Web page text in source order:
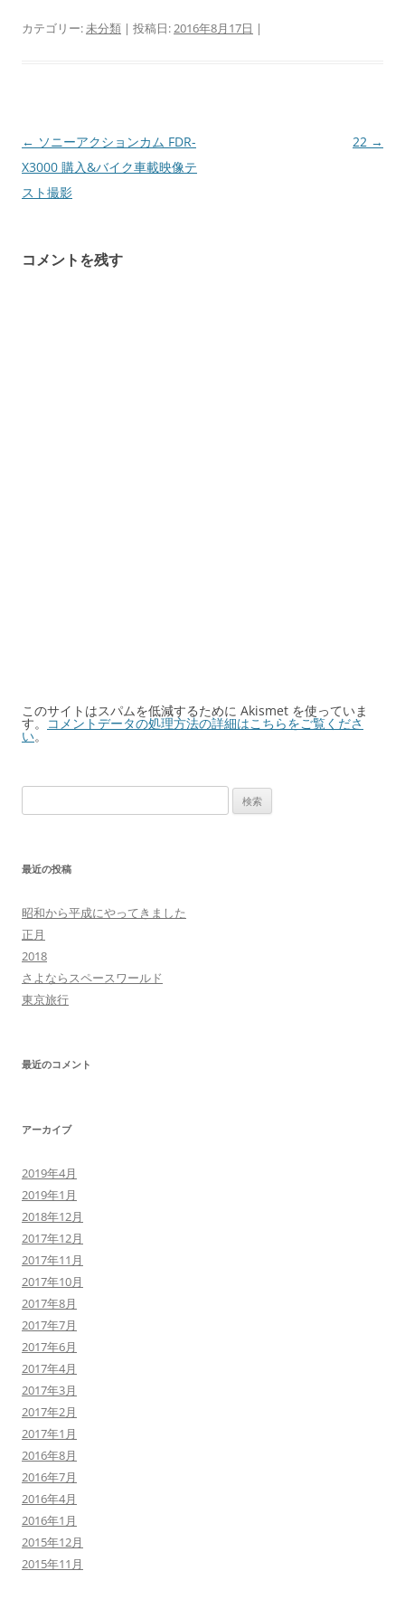
カテゴリー:未分類 | 投稿日:2016年8月17日 |
投
稿
ナ
ー
← ソニーアクションカム FDR-
X3000 購入&バイク車載映像テ
スト撮影
22 →
コメントを残す
このサイトはスパムを低減するために Akismet を使っていま
す。 コメントデータの処理方法の詳細はこちらをご覧くださ
い。
索:
最近の投稿
昭和から平成にやってきました
正月
2018
さよならスペースワールド
東京旅行
最近のコメント
アーカイブ
2019年4月
2019年1月
2018年12月
2017年12月
2017年11月
2017年10月
2017年8月
2017年7月
2017年6月
2017年4月
2017年3月
2017年2月
2017年1月
2016年8月
2016年7月
2016年4月
2016年1月
2015年12月
2015年11月